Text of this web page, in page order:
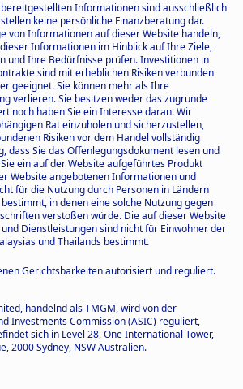
Informationen sind ausschließlich
keine persönliche Finanzberatung dar.
von Informationen auf dieser Website handeln,
Informationen im Hinblick auf Ihre Ziele,
und Ihre Bedürfnisse prüfen. Investitionen in
sind mit erheblichen Risiken verbunden
geeignet. Sie können mehr als Ihre
verlieren. Sie besitzen weder das zugrunde
noch haben Sie ein Interesse daran. Wir
Rat einzuholen und sicherzustellen,
Risiken vor dem Handel vollständig
dass Sie das Offenlegungsdokument lesen und
ein auf der Website aufgeführtes Produkt
Website angebotenen Informationen und
für die Nutzung durch Personen in Ländern
in denen eine solche Nutzung gegen
verstoßen würde. Die auf dieser Website
Dienstleistungen sind nicht für Einwohner der
und Thailands bestimmt.
Gerichtsbarkeiten autorisiert und reguliert.
handelnd als TMGM, wird von der
Investments Commission (ASIC) reguliert,
sich in Level 28, One International Tower,
2000 Sydney, NSW Australien.